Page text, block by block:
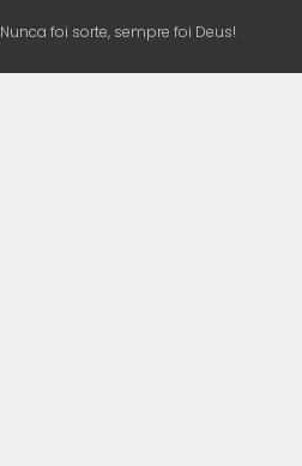
Nunca foi sorte, sempre foi Deus!